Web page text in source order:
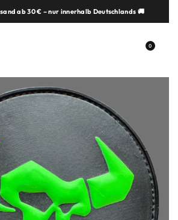
ab 30 € – nur innerhalb Deutschlands 🚚
0